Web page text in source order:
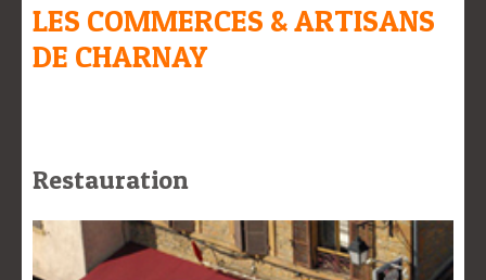
LES COMMERCES & ARTISANS
DE CHARNAY
Restauration